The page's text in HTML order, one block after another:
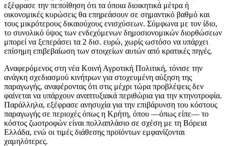
εξέφρασε την πεποίθηση ότι τα όποια διοικητικά μέτρα ή
οικονομικές κυρώσεις θα επηρεάσουν σε σημαντικό βαθμό και
τους μικρότερους δικαιούχους ενισχύσεων. Σύμφωνα με τον ίδιο,
το συνολικό ύψος των ενδεχόμενων δημοσιονομικών διορθώσεων
μπορεί να ξεπεράσει τα 2 δισ. ευρώ, χωρίς ωστόσο να υπάρχει
επίσημη επιβεβαίωση των στοιχείων αυτών από κρατικές πηγές.
Αναφερόμενος στη νέα Κοινή Αγροτική Πολιτική, τόνισε την
ανάγκη σχεδιασμού κινήτρων για στοχευμένη αύξηση της
παραγωγής, αναφέροντας ότι στις μέχρι τώρα προβλέψεις δεν
φαίνεται να υπάρχουν αναπτυξιακά περιθώρια για την κτηνοτροφία.
Παράλληλα, εξέφρασε ανησυχία για την επιβάρυνση του κόστους
παραγωγής σε περιοχές όπως η Κρήτη, όπου —όπως είπε— το
κόστος ζωοτροφών είναι πολλαπλάσιο σε σχέση με τη Βόρεια
Ελλάδα, ενώ οι τιμές διάθεσης προϊόντων εμφανίζονται
χαμηλότερες.